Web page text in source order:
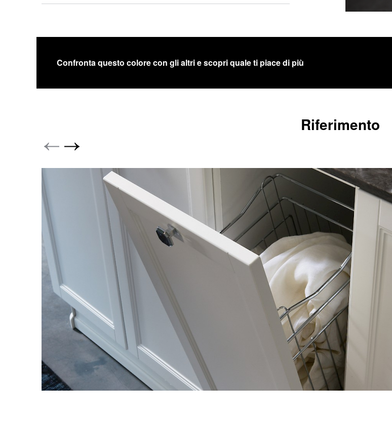
Confronta questo colore con gli altri e scopri quale ti piace di più
Riferimento